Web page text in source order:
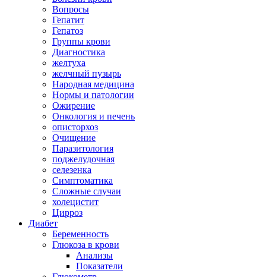
Вопросы
Гепатит
Гепатоз
Группы крови
Диагностика
желтуха
желчный пузырь
Народная медицина
Нормы и патологии
Ожирение
Онкология и печень
описторхоз
Очищение
Паразитология
поджелудочная
селезенка
Симптоматика
Сложные случаи
холецистит
Цирроз
Диабет
Беременность
Глюкоза в крови
Анализы
Показатели